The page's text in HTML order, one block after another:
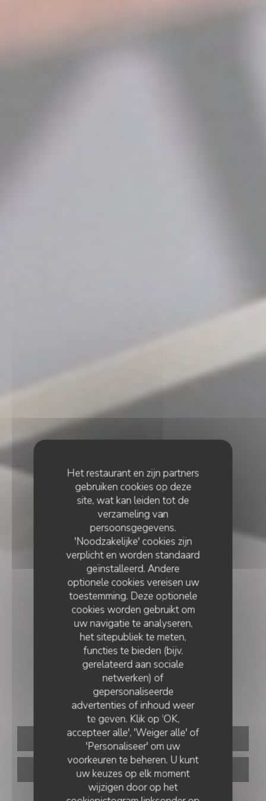
Het restaurant en zijn partners
gebruiken cookies op deze
site, wat kan leiden tot de
verzameling van
persoonsgegevens.
'Noodzakelijke' cookies zijn
verplicht en worden standaard
geïnstalleerd. Andere
optionele cookies vereisen uw
toestemming. Deze optionele
cookies worden gebruikt om
uw navigatie te analyseren,
het sitepubliek te meten,
functies te bieden (bijv.
gerelateerd aan sociale
netwerken) of
gepersonaliseerde
advertenties of inhoud weer
te geven. Klik op 'OK,
accepteer alle', 'Weiger alle' of
'Personaliseer' om uw
voorkeuren te beheren. U kunt
uw keuzes op elk moment
wijzigen door op het
ITALIAANS RESTAURANT• PARIS
ZAZZA
RESERVEER EEN TAFEL
AFHAAL